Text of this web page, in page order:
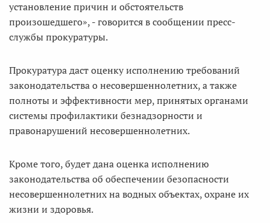
установление причин и обстоятельств
произошедшего», - говорится в сообщении пресс-
службы прокуратуры.
Прокуратура даст оценку исполнению требований
законодательства о несовершеннолетних, а также
полноты и эффективности мер, принятых органами
системы профилактики безнадзорности и
правонарушений несовершеннолетних.
Кроме того, будет дана оценка исполнению
законодательства об обеспечении безопасности
несовершеннолетних на водных объектах, охране их
жизни и здоровья.